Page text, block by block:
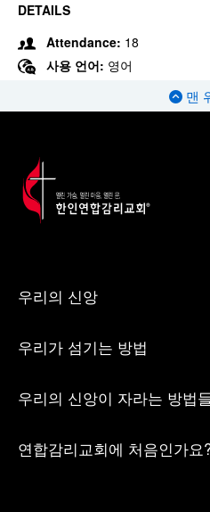
DETAILS
Attendance: 18
사용 언어: 영어
맨
우리의 신앙
우리가 섬기는 방법
우리의 신앙이 자라는 방법
연합감리교회에 처음인가요